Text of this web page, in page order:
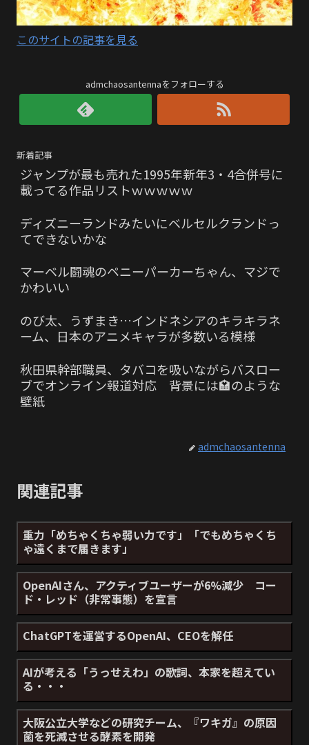
このサイトの記事を見る
admchaosantennaをフォローする
新着記事
ジャンプが最も売れた1995年新年3・4合併号に
載ってる作品リストｗｗｗｗｗ
ディズニーランドみたいにベルセルクランドっ
てできないかな
マーベル闘魂のペニーパーカーちゃん、マジで
かわいい
のび太、うずまき…インドネシアのキラキラネ
ーム、日本のアニメキャラが多数いる模様
秋田県幹部職員、タバコを吸いながらバスロー
ブでオンライン報道対応 背景には🏩のような
壁紙
admchaosantenna
関連記事
重力「めちゃくちゃ弱い力です」「でもめちゃくち
ゃ遠くまで届きます」
OpenAIさん、アクティブユーザーが6%減少 コー
ド・レッド（非常事態）を宣言
ChatGPTを運営するOpenAI、CEOを解任
AIが考える「うっせえわ」の歌詞、本家を超えてい
る・・・
大阪公立大学などの研究チーム、『ワキガ』の原因
菌を死滅させる酵素を開発